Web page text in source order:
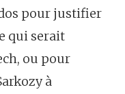
pour justifier
qui serait
ou pour
à